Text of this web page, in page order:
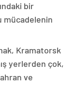
bir
mücadelenin
Kramatorsk
yerlerden çok,
ve